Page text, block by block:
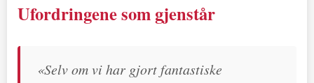
Ufordringene som gjenstår
«Selv om vi har gjort fantastiske